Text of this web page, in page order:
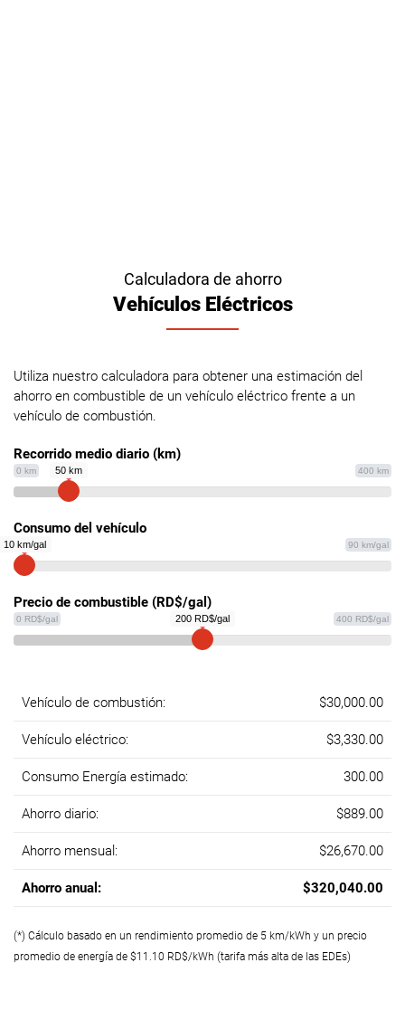
Calculadora de ahorro
Vehículos Eléctricos
Utiliza nuestro calculadora para obtener una estimación del
ahorro en combustible de un vehículo eléctrico frente a un
vehículo de combustión.
Recorrido medio diario (km)
0 km 400 km
50 km
Consumo del vehículo
90 km/gal
10 km/gal
Precio de combustible (RD$/gal)
0 RD$/gal 400 RD$/gal
200 RD$/gal
Vehículo de combustión: $30,000.00
Vehículo eléctrico: $3,330.00
Consumo Energía estimado: 300.00
Ahorro diario: $889.00
Ahorro mensual: $26,670.00
Ahorro anual: $320,040.00
(*) Cálculo basado en un rendimiento promedio de 5 km/kWh y un precio
promedio de energía de $11.10 RD$/kWh (tarifa más alta de las EDEs)